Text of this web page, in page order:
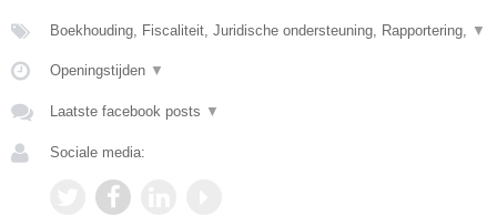
Boekhouding, Fiscaliteit, Juridische ondersteuning, Rapportering, ▼
Openingstijden ▼
Laatste facebook posts ▼
Sociale media: